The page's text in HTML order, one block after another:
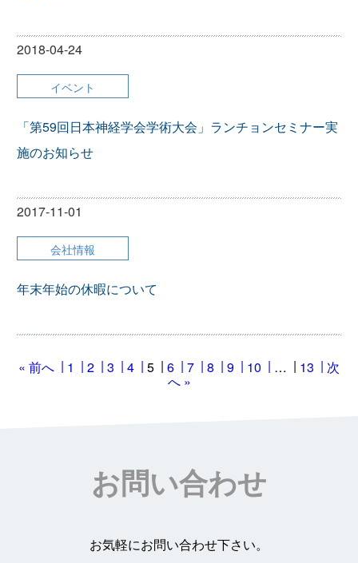
2018-04-24
イベント
「第59回日本神経学会学術大会」ランチョンセミナー実
施のお知らせ
2017-11-01
会社情報
年末年始の休暇について
« 前へ 1 2 3 4 5 6 7 8 9 10 … 13 次
へ »
お問い合わせ
お気軽にお問い合わせ下さい。